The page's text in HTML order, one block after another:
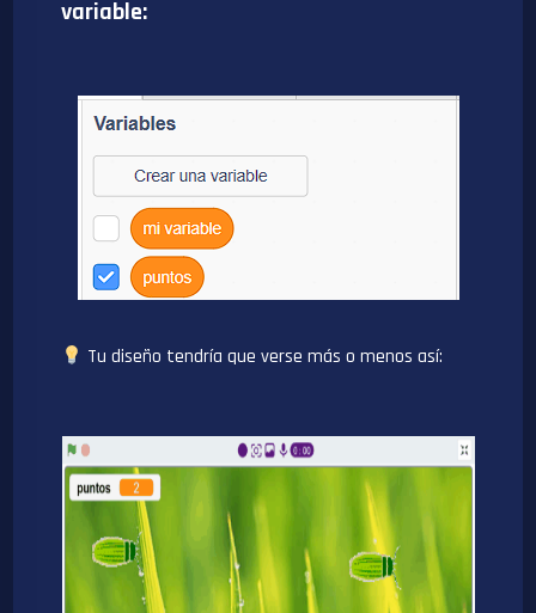
variable:
Tu diseño tendría que verse más o menos así: